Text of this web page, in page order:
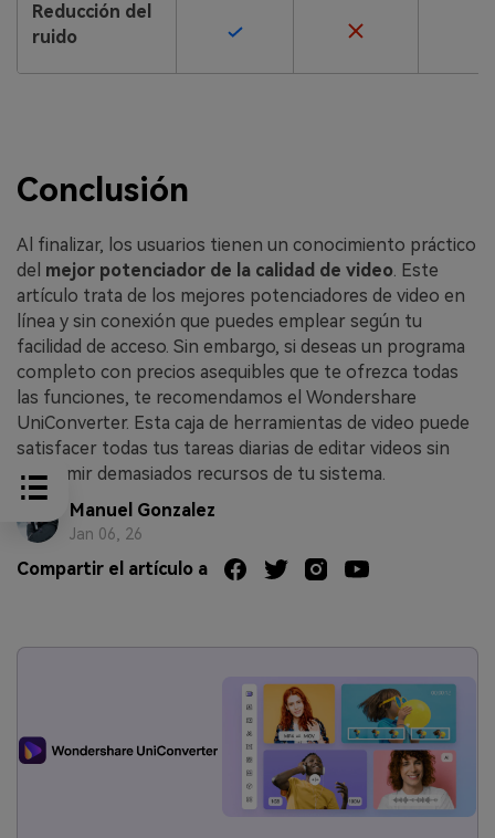
Reducción del
ruido
Conclusión
Al finalizar, los usuarios tienen un conocimiento práctico
del mejor potenciador de la calidad de video .󠀲󠀡󠀤󠀩󠀣󠀦󠀢󠀢󠀤󠀳󠀰 Este
artículo trata de los mejores potenciadores de video en
línea y sin conexión que puedes emplear según tu
facilidad de acceso. Sin embargo, si deseas un programa
completo con precios asequibles que te ofrezca todas
las funciones, te recomendamos el Wondershare
UniConverter. Esta caja de herramientas de video puede
satisfacer todas tus tareas diarias de editar videos sin
consumir demasiados recursos de tu sistema.
Manuel Gonzalez
Jan 06, 26
Compartir el artículo a